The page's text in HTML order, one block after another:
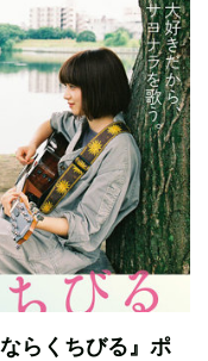
らくちびる』ポ